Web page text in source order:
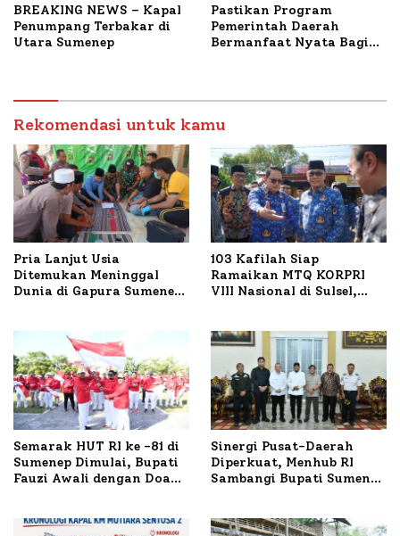
BREAKING NEWS – Kapal
Penumpang Terbakar di
Utara Sumenep
Pastikan Program
Pemerintah Daerah
Bermanfaat Nyata Bagi
Petelur di Desa Bataal
Timur
Rekomendasi untuk kamu
Pria Lanjut Usia
Ditemukan Meninggal
Dunia di Gapura Sumenep,
103 Kafilah Siap
Ramaikan MTQ KORPRI
VIII Nasional di Sulsel,
Semarak HUT RI ke -81 di
Sumenep Dimulai, Bupati
Fauzi Awali dengan Doa
Sinergi Pusat-Daerah
Diperkuat, Menhub RI
Sambangi Bupati Sumenep